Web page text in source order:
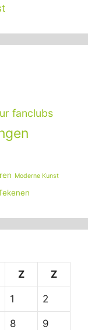
fanclubs
Moderne Kunst
Z Z
1 2
8 9